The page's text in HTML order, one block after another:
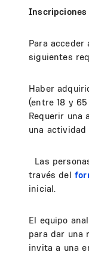
Inscripciones
Para
siguientes
Haber
(entre 18 y
Requerir una
una
Las
través del
inicial.
El equipo
para dar una
invita a una